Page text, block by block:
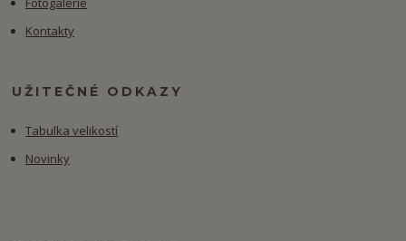
Kontakty
UŽITEČNÉ ODKAZY
Tabulka velikostí
Novinky